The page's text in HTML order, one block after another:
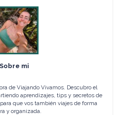
Sobre mi
de Viajando Vivamos. Descubro el
aprendizajes, tips y secretos de
que vos también viajes de forma
y organizada.